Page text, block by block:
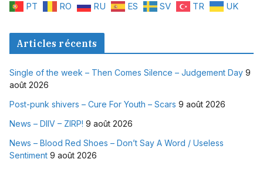
PT
RO RU ES SV TR UK
Articles récents
Single of the week – Then Comes Silence – Judgement Day 9
août 2026
Post-punk shivers – Cure For Youth – Scars 9 août 2026
News – DIIV – ZIRP! 9 août 2026
News – Blood Red Shoes – Don’t Say A Word / Useless
Sentiment 9 août 2026